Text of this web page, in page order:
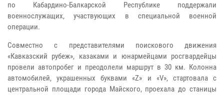
по Кабардино-Балкарской Республике поддержали
военнослужащих, участвующих в специальной военной
операции.
Совместно с представителями поискового движения
«Кавказский рубеж», казаками и юнармейцами росгвардейцы
провели автопробег и преодолели маршрут в 30 км. Колонна
автомобилей, украшенных буквами «Z» и «V», стартовала с
центральной площади города Майского, проехала до станицы